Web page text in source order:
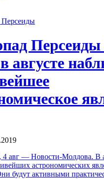
Персеиды
августе
— Новости-Молдова. В
астрономических
будут активными